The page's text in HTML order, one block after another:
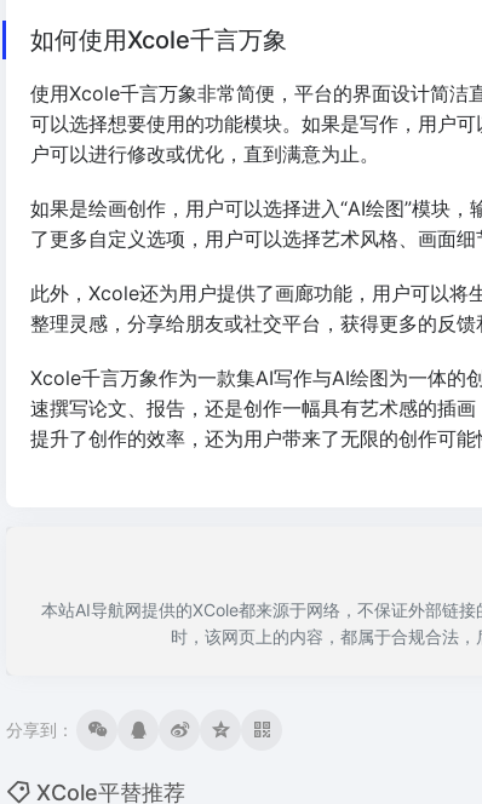
如何使用Xcole千言万象
使用Xcole千言万象非常简便，平台的界面设计简洁
可以选择想要使用的功能模块。如果是写作，用户
户可以进行修改或优化，直到满意为止。
如果是绘画创作，用户可以选择进入“AI绘图”模块
了更多自定义选项，用户可以选择艺术风格、画面
此外，Xcole还为用户提供了画廊功能，用户可以将
整理灵感，分享给朋友或社交平台，获得更多的反馈
Xcole千言万象作为一款集AI写作与AI绘图为一体的
速撰写论文、报告，还是创作一幅具有艺术感的插
提升了创作的效率，还为用户带来了无限的创作可
本站AI导航网提供的XCole都来源于网络，不保证外部链
时，该网页上的内容，都属于合规合法
分享到：
XCole平替推荐